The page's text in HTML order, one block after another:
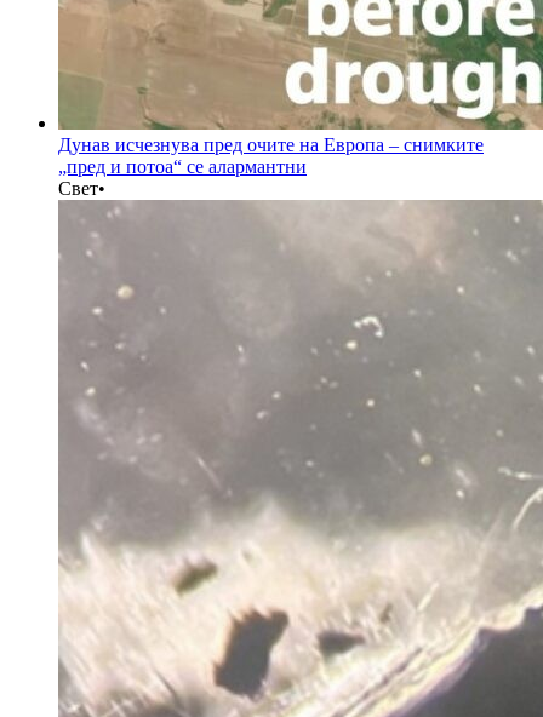
Дунав исчезнува пред очите на Европа – снимките
„пред и потоа“ се алармантни
Свет•